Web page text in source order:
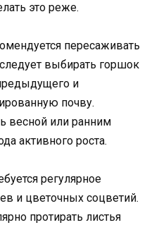
это реже.
пересаживать
выбирать горшок
и
почву.
весной или ранним
активного роста.
регулярное
и цветочных соцветий.
протирать листья